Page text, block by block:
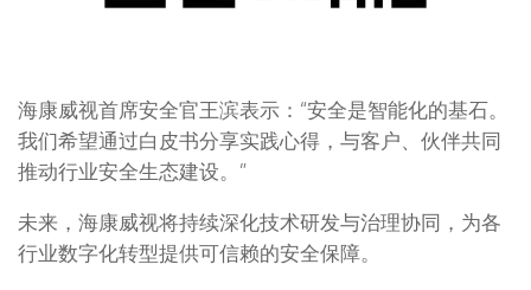
海康威视首席安全官王滨表示：“安全是智能化的基石。
我们希望通过白皮书分享实践心得，与客户、伙伴共同
推动行业安全生态建设。”
未来，海康威视将持续深化技术研发与治理协同，为各
行业数字化转型提供可信赖的安全保障。